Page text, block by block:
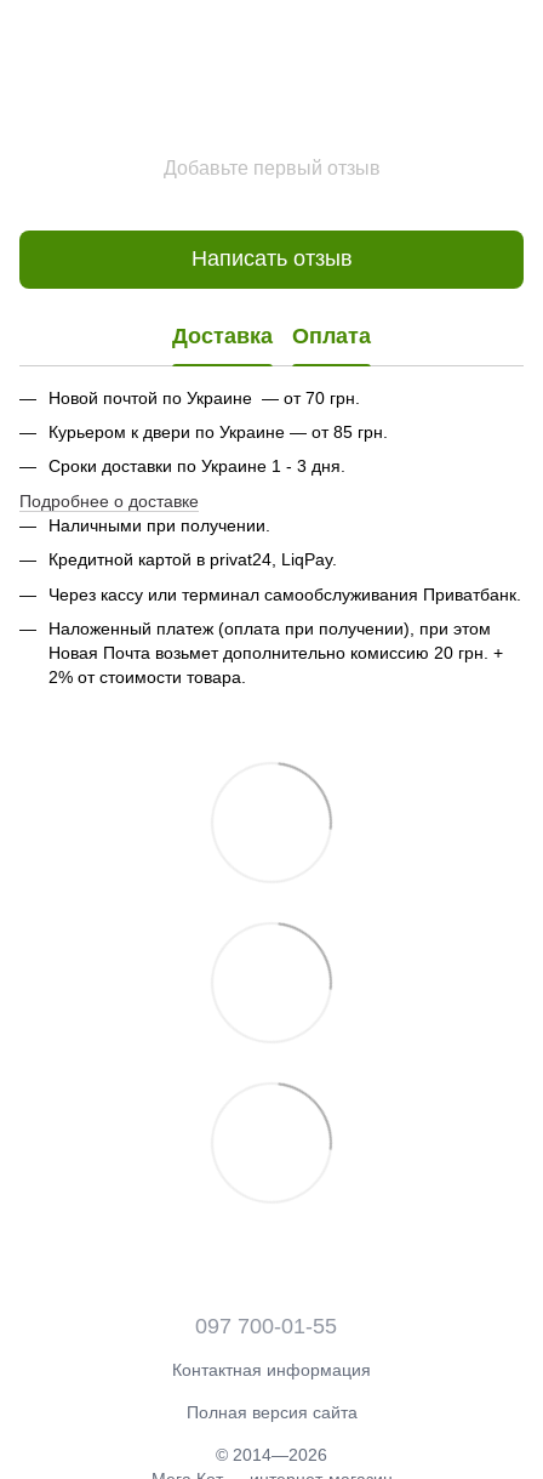
Добавьте первый отзыв
Написать отзыв
Доставка Оплата
Новой почтой по Украине — от 70 грн.
Курьером к двери по Украине — от 85 грн.
Сроки доставки по Украине 1 - 3 дня.
Подробнее о доставке
Наличными при получении.
Кредитной картой в privat24, LiqPay.
Через кассу или терминал самообслуживания Приватбанк.
Наложенный платеж (оплата при получении), при этом
Новая Почта возьмет дополнительно комиссию 20 грн. +
2% от стоимости товара.
097 700-01-55
Контактная информация
Полная версия сайта
© 2014—2026